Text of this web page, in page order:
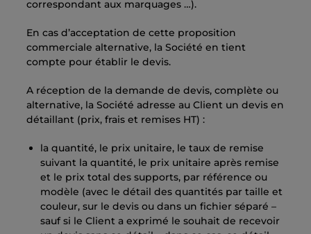
correspondant aux marquages …).
En cas d’acceptation de cette proposition
commerciale alternative, la Société en tient
compte pour établir le devis.
A réception de la demande de devis, complète ou
alternative, la Société adresse au Client un devis en
détaillant (prix, frais et remises HT) :
la quantité, le prix unitaire, le taux de remise
suivant la quantité, le prix unitaire après remise
et le prix total des supports, par référence ou
modèle (avec le détail des quantités par taille et
couleur, sur le devis ou dans un fichier séparé –
sauf si le Client a exprimé le souhait de recevoir